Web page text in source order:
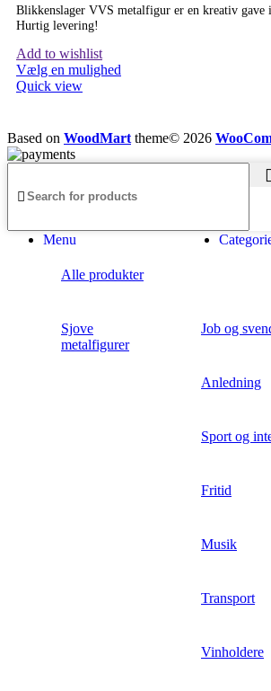
Blikkenslager VVS metalfigur er en kreativ gave
Hurtig levering!
Add to wishlist
Vælg en mulighed
Quick view
Based on WoodMart theme© 2026
Menu
Alle produkter
Sjove
metalfigurer
Job og
Anledning
Sport og
Fritid
Musik
Transport
Vinholdere